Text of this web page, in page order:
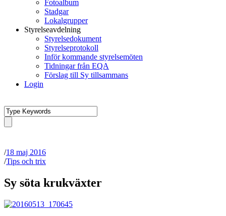
Fotoalbum
Stadgar
Lokalgrupper
Styrelseavdelning
Styrelsedokument
Styrelseprotokoll
Inför kommande styrelsemöten
Tidningar från EQA
Förslag till Sy tillsammans
Login
/18 maj 2016
/Tips och trix
Sy söta krukväxter